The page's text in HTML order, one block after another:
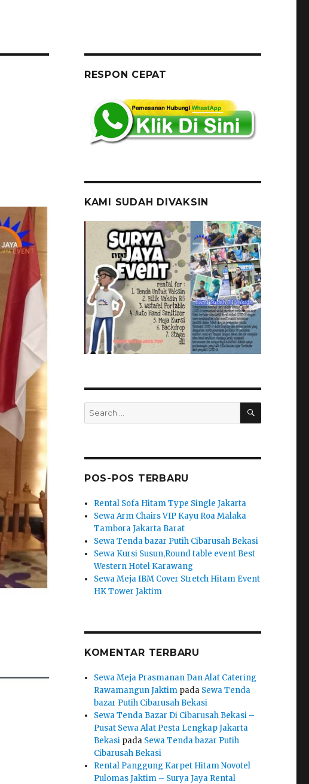
RESPON CEPAT
KAMI SUDAH DIVAKSIN
Search
for:
SEARCH
POS-POS TERBARU
Rental Sofa Hitam Type Single Jakarta
Sewa Arm Chairs VIP Kayu Roa Malaka
Tambora Jakarta Barat
Sewa Tenda bazar Putih Cibarusah Bekasi
Sewa Kursi Susun,Round table event Best
Western Hotel Karawang
Sewa Meja IBM Cover Stretch Hitam Event
HK Tower Jaktim
KOMENTAR TERBARU
Sewa Meja Prasmanan Dan Alat Catering
Rawamangun Jaktim pada Sewa Tenda
bazar Putih Cibarusah Bekasi
Sewa Tenda Bazar Di Cibarusah Bekasi –
Pusat Sewa Alat Pesta Lengkap Jakarta
Bekasi pada Sewa Tenda bazar Putih
Cibarusah Bekasi
Rental Panggung Karpet Hitam Novotel
Pulomas Jaktim – Surya Jaya Rental